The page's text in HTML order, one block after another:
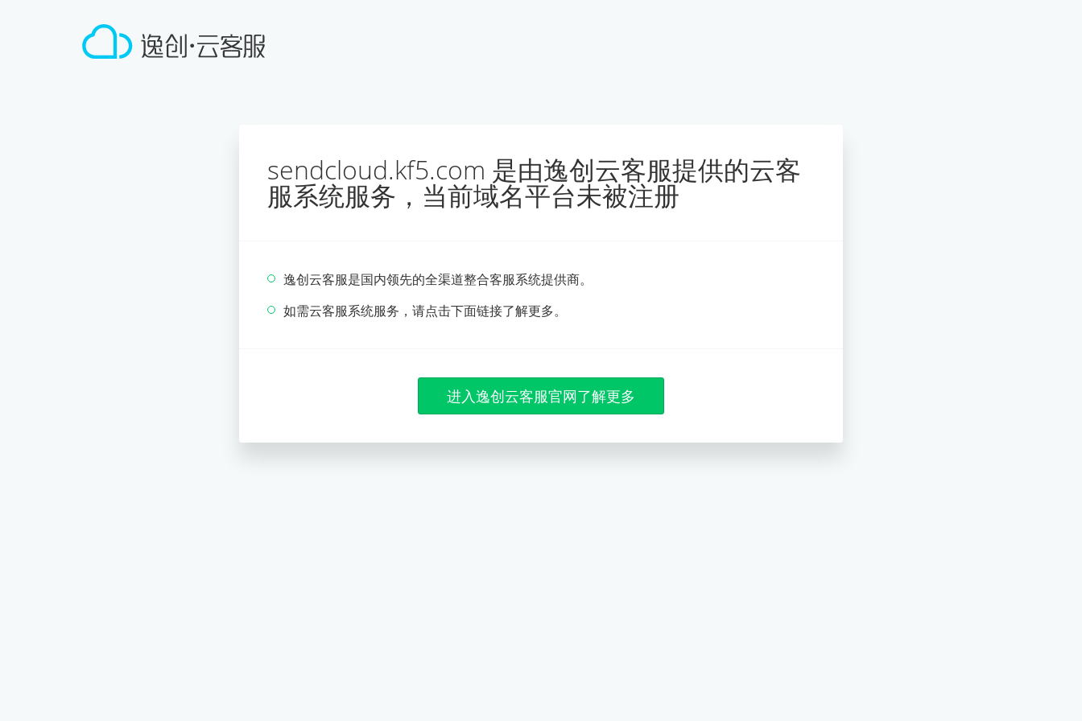
sendcloud.kf5.com 是由逸创云客服提供的云客
服系统服务，当前域名平台未被注册
逸创云客服是国内领先的全渠道整合客服系统提供商。
如需云客服系统服务，请点击下面链接了解更多。
进入逸创云客服官网了解更多